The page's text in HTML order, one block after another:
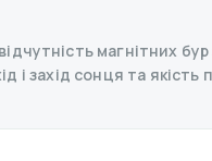
магнітних
і захід сонця та якість